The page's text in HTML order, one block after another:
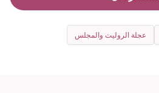
عجلة الروليت والمجلس